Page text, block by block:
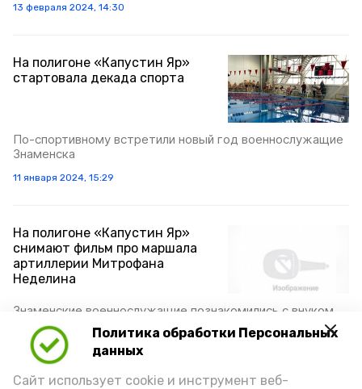
Политика обработки Персональных
данных
Сайт использует cookie и инструмент веб-
13 февраля 2024, 14:30
На полигоне «Капустин Яр»
стартовала декада спорта
По-спортивному встретили новый год военнослужащие
Знаменска
11 января 2024, 15:29
На полигоне «Капустин Яр»
снимают фильм про маршала
артиллерии Митрофана
Неделина
Знаменские военнослужащие познакомились с внуком
легендарного главкома
26 декабря 2023, 14:00